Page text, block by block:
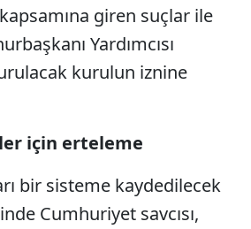
giren suçlar ile
Yardımcısı
kurulun iznine
için erteleme
bir sisteme kaydedilecek
Cumhuriyet savcısı,